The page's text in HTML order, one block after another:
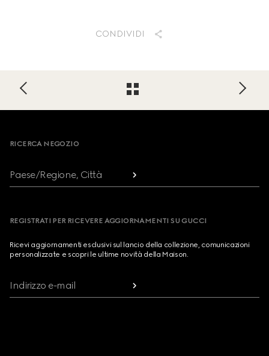
CONDIVIDI
RICERCA NEGOZIO
Paese/Regione, Città
REGISTRATI PER RICEVERE AGGIORNAMENTI SU GUCCI
Ricevi aggiornamenti esclusivi sul lancio della collezione, comunicazioni
personalizzate e scopri le ultime novità della Maison.
Indirizzo e-mail